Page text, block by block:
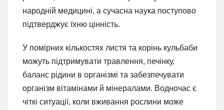
народній медицині, а сучасна наука поступово
підтверджує їхню цінність.
У помірних кількостях листя та корінь кульбаби
можуть підтримувати травлення, печінку,
баланс рідини в організмі та забезпечувати
організм вітамінами й мінералами. Водночас є
чіткі ситуації, коли вживання рослини може